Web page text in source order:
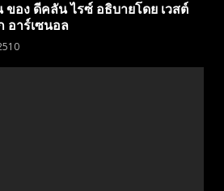
ของ ดีคลัน ไรซ์ อธิบายโดย เวสต์
อาร์เซนอล